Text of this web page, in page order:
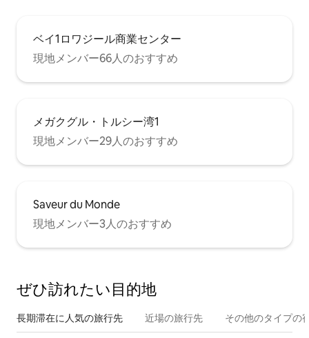
ベイ1ロワジール商業センター
現地メンバー66人のおすすめ
メガクグル・トルシー湾1
現地メンバー29人のおすすめ
Saveur du Monde
現地メンバー3人のおすすめ
ぜひ訪⁠れ⁠た⁠い目⁠的⁠地
長期滞在に人気の旅行先 近場の旅行先 その他のタ⁠イ⁠プ⁠の